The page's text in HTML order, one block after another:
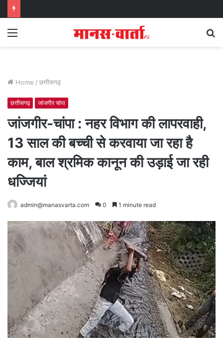
Menu
Home / छत्तीसगढ़
छत्तीसगढ़ जांजगीर चांपा
जांजगीर-चांपा : नहर विभाग की लापरवाही,
13 साल की बच्ची से करवाया जा रहा है
काम, बाल श्रमिक कानून की उड़ाई जा रही
धज्जियां
admin@manasvarta.com 0 1 minute read